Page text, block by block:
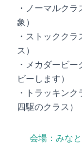
・ノーマルク
象）
・ストックク
ス）
・メカダービ
ビーします）
・トラッキン
四駆のクラス）
会場：みな